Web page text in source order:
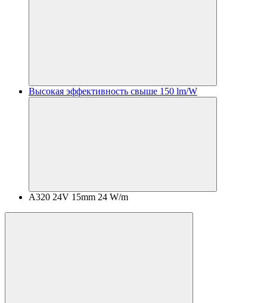
Высокая эффективность свыше 150 lm/W
A320 24V 15mm 24 W/m